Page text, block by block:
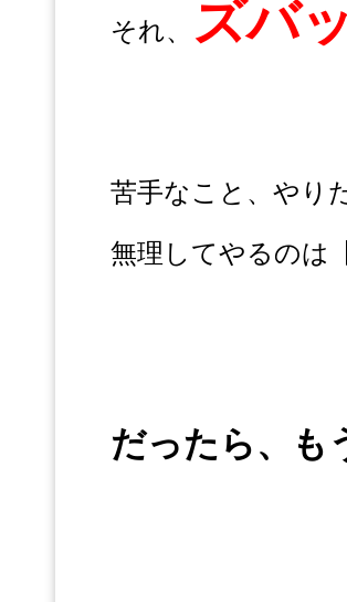
それ、 ズバ
苦手なこと、やり
無理してやるのは
だったら、も